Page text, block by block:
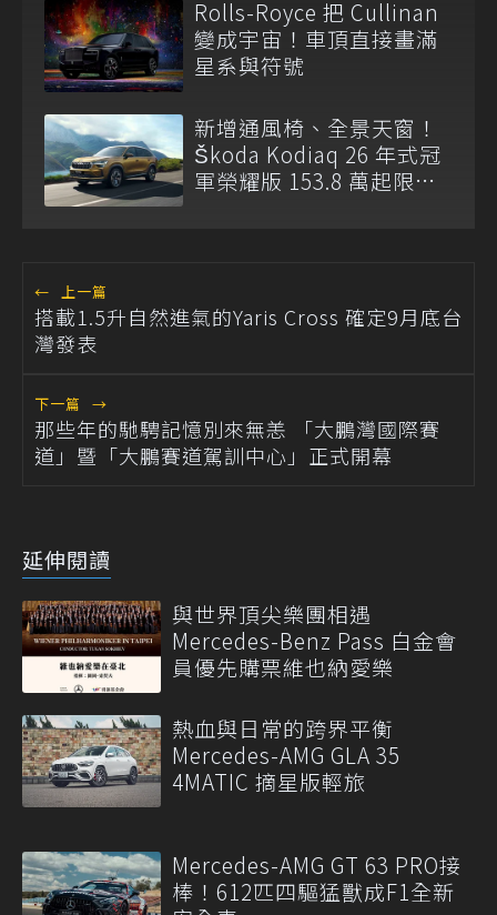
Rolls-Royce 把 Cullinan
變成宇宙！車頂直接畫滿
星系與符號
新增通風椅、全景天窗！
Škoda Kodiaq 26 年式冠
軍榮耀版 153.8 萬起限量
← 上一篇
搭載1.5升自然進氣的Yaris Cross 確定9月底台
灣發表
下一篇 →
那些年的馳騁記憶別來無恙 「大鵬灣國際賽
道」暨「大鵬賽道駕訓中心」正式開幕
延伸閱讀
與世界頂尖樂團相遇
Mercedes-Benz Pass 白金會
員優先購票維也納愛樂
熱血與日常的跨界平衡
Mercedes-AMG GLA 35
4MATIC 摘星版輕旅
Mercedes-AMG GT 63 PRO接
棒！612匹四驅猛獸成F1全新